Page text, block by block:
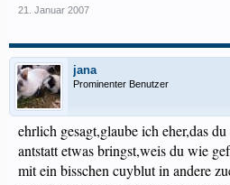
21. Januar 2007
jana
Prominenter Benutzer
ehrlich gesagt,glaube ich eher,das
antstatt etwas bringst,weis du wie
mit ein bisschen cuyblut in andere